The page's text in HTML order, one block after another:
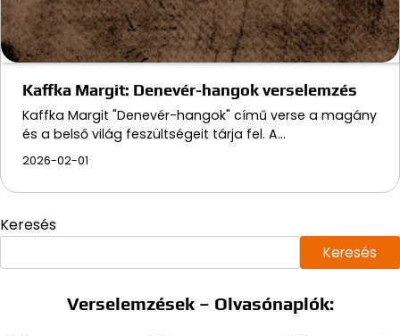
Kaffka Margit: Denevér-hangok verselemzés
Kaffka Margit "Denevér-hangok" című verse a magány
és a belső világ feszültségeit tárja fel. A…
2026-02-01
Keresés
Keresés
Verselemzések – Olvasónaplók: